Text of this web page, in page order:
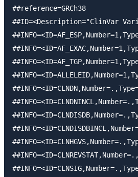
##reference=GRCh38
##ID=<Description="ClinVar